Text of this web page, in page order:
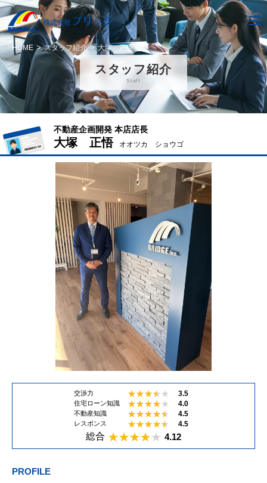
HOME スタッフ紹介 大塚 正悟
スタッフ紹介
Staff
不動産企画開発 本店店長
大塚 正悟 オオツカ ショウゴ
交渉力 3.5
住宅ローン知識 4.0
不動産知識 4.5
レスポンス 4.5
総合 4.12
PROFILE